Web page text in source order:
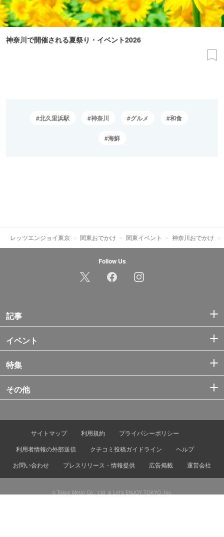
神奈川で開催される夏祭り・イベント2026
北久里浜駅 神奈川 グルメ 和食
海鮮
レッツエンジョイ東京 関東おでかけ 関東イベント 神奈川おでかけ
Follow Us
記事
イベント
特集
その他
サイトマップ 利用規約
プライバシーポリシー
利用者情報の外部送信
クチコミ投稿ガイドライン
ヘルプ
お問い合わせ
プレスリリース・情報提供 広告掲載 運営会社
© Tokyo Metro Co., Ltd. & Let’s ENJOY TOKYO, Inc.